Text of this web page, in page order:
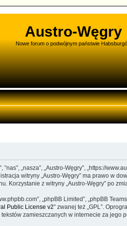
Austro-Węgry
Nowe forum o podwójnym państwie
„nasza”, „Austro-Węgry”, „https://
witryny „Austro-Węgry” ma prawo w
Korzystanie z witryny „Austro-Węgry” po
„phpBB Limited”, „phpBB
Public License v2” zwanej też „GPL”.
zamieszczanych w internecie za jego